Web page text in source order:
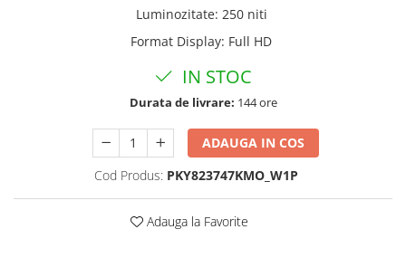
Trimmere si FierastraeLuminozitate: 250 niti
Format Display: Full HD
IN STOC
Durata de livrare: 144 ore
ADAUGA IN COS
Cod Produs: PKY823747KMO_W1P
Adauga la Favorite